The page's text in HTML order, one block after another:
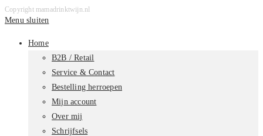
Copyright mamadrinktwijn.nl
Menu sluiten
Home
B2B / Retail
Service & Contact
Bestelling herroepen
Mijn account
Over mij
Schrijfsels